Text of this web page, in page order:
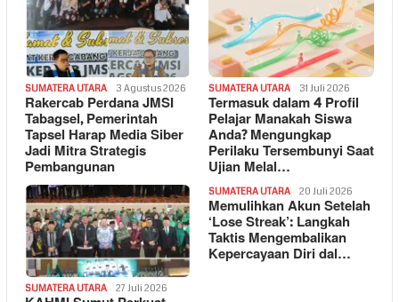
SUMATERA UTARA 3 Agustus 2026
Rakercab Perdana JMSI
Tabagsel, Pemerintah
Tapsel Harap Media Siber
Jadi Mitra Strategis
Pembangunan
SUMATERA UTARA 31 Juli 2026
Termasuk dalam 4 Profil
Pelajar Manakah Siswa
Anda? Mengungkap
Perilaku Tersembunyi Saat
Ujian Melal…
SUMATERA UTARA 27 Juli 2026
SUMATERA UTARA 20 Juli 2026
Memulihkan Akun Setelah
‘Lose Streak’: Langkah
Taktis Mengembalikan
Kepercayaan Diri dal…